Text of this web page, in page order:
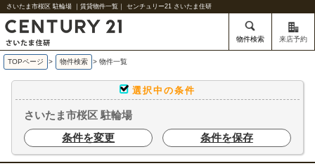
さいたま市桜区 駐輪場 ｜賃貸物件一覧｜ センチュリー21 さいたま住研
物件検索 来店予約
TOPページ > 物件検索 > 物件一覧
選択中の条件
さいたま市桜区 駐輪場
条件を変更
条件を保存